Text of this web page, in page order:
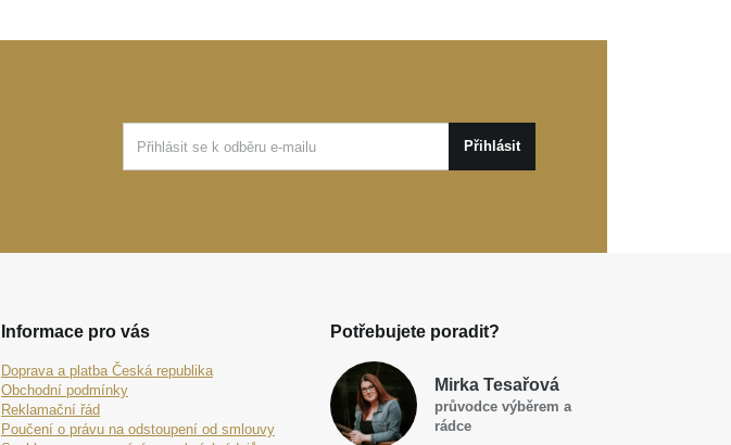
Přihlásit
Informace pro vás
Doprava a platba Česká republika
Obchodní podmínky
Reklamační řád
Poučení o právu na odstoupení od smlouvy
Potřebujete poradit?
Mirka Tesařová
průvodce výběrem a
rádce